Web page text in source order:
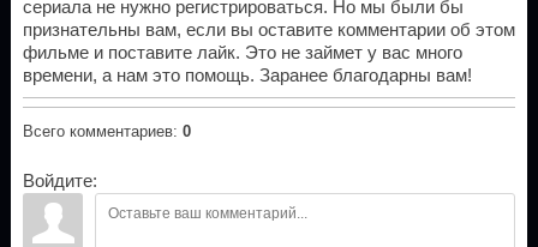
сериала не нужно регистрироваться. Но мы были бы
признательны вам, если вы оставите комментарии об этом
фильме и поставите лайк. Это не займет у вас много
времени, а нам это помощь. Заранее благодарны вам!
Всего комментариев: 0
Войдите: